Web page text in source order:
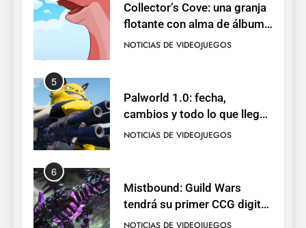
Collector’s Cove: una granja
flotante con alma de álbum
de cromos
NOTICIAS DE VIDEOJUEGOS
5
Palworld 1.0: fecha,
cambios y todo lo que llega
con el lanzamiento
NOTICIAS DE VIDEOJUEGOS
6
Mistbound: Guild Wars
tendrá su primer CCG digital
para PC y móviles
NOTICIAS DE VIDEOJUEGOS